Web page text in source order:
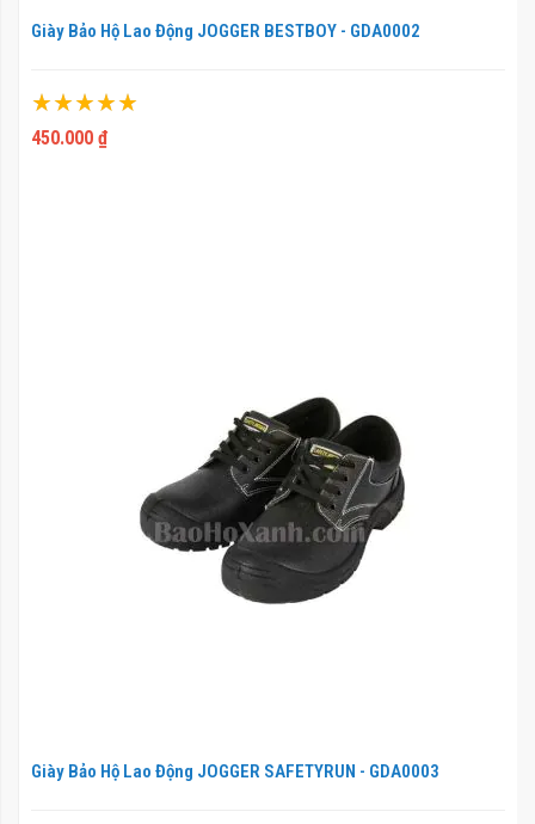
Giày Bảo Hộ Lao Động JOGGER BESTBOY - GDA0002
Xếp hạng:
100%
450.000 ₫
Giày Bảo Hộ Lao Động JOGGER SAFETYRUN - GDA0003